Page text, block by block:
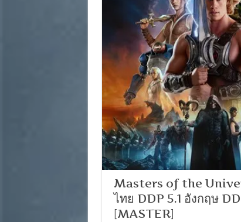
Masters of the
ไทย DDP 5.1 อังกฤษ
[MASTER]